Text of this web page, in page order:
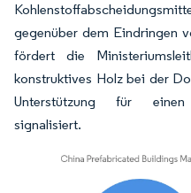
gegenüber dem Eindringen
fördert die
konstruktives Holz bei der
Unterstützung für
signalisiert.